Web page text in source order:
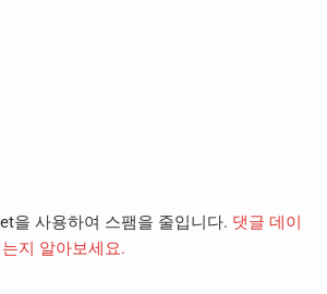
을 사용하여 스팸을 줄입니다. 댓글 데이
지 알아보세요.